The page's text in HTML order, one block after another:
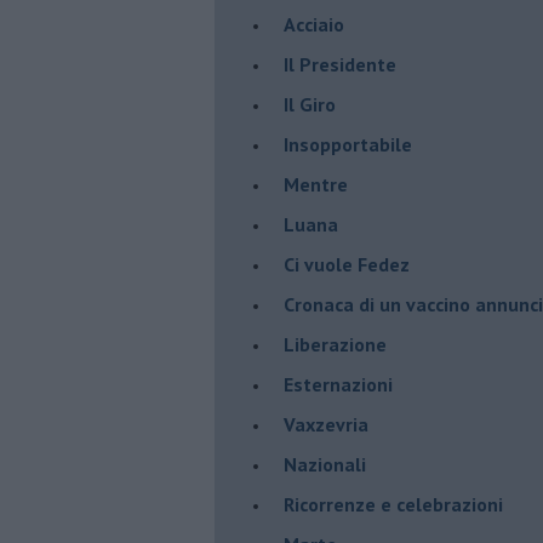
Acciaio
Il Presidente
​Il Giro
Insopportabile
​Mentre
Luana
​Ci vuole Fedez
​Cronaca di un vaccino
​Liberazione
Esternazioni
Vaxzevria
Nazionali
​Ricorrenze e celebrazioni